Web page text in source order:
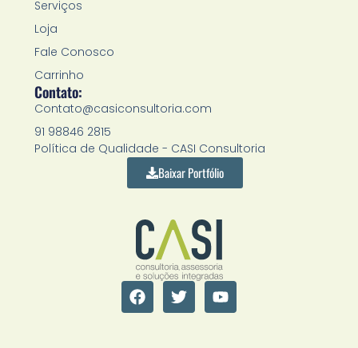
F
a
c
T
w
i
Y
o
u
Serviços
Loja
Fale Conosco
Carrinho
Contato:
Contato@casiconsultoria.com
91 98846 2815
Política de Qualidade - CASI Consultoria
Baixar Portfólio